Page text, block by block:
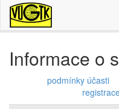
Informace o
podmínky účasti